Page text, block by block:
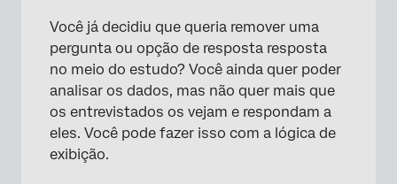
×
Você já decidiu que queria remover uma
pergunta ou opção de resposta resposta
no meio do estudo? Você ainda quer poder
analisar os dados, mas não quer mais que
os entrevistados os vejam e respondam a
eles. Você pode fazer isso com a lógica de
exibição.